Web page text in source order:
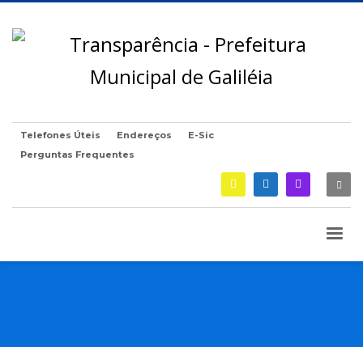
Telefones Úteis Endereços
E-Sic
Perguntas Frequentes